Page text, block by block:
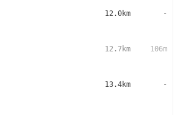
12.0km -
12.7km 106m
13.4km -